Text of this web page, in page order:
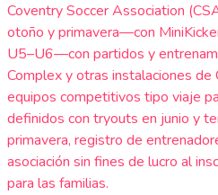
Coventry Soccer Association
otoño y primavera—con
U5–U6—con partidos y
Complex y otras instalaciones de
equipos competitivos tipo viaje
definidos con tryouts en junio y
primavera, registro de
asociación sin fines de lucro al
para las familias.